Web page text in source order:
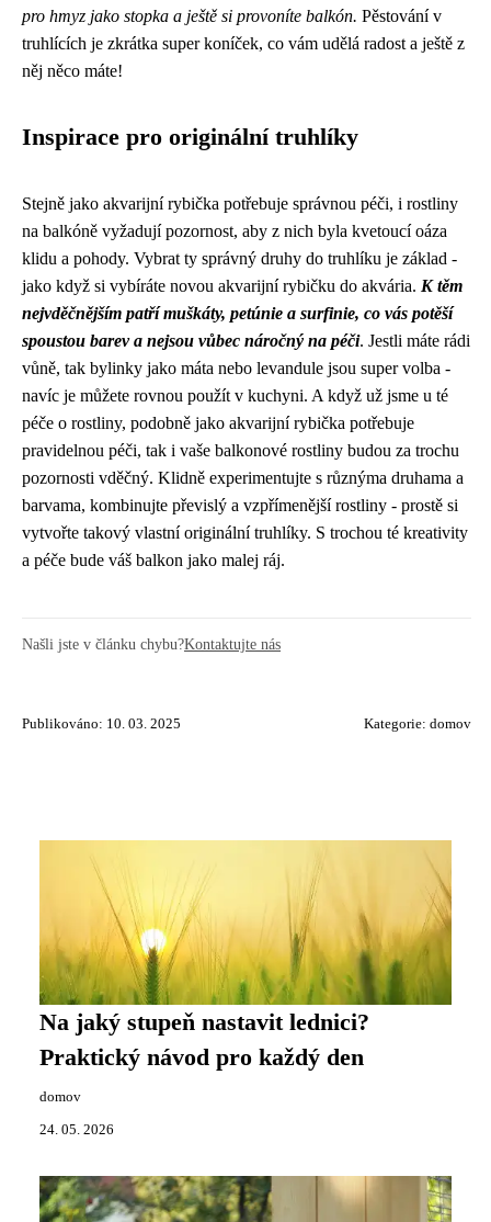
pro hmyz jako stopka a ještě si provoníte balkón. Pěstování v
truhlících je zkrátka super koníček, co vám udělá radost a ještě z
něj něco máte!
Inspirace pro originální truhlíky
Stejně jako akvarijní rybička potřebuje správnou péči, i rostliny
na balkóně vyžadují pozornost, aby z nich byla kvetoucí oáza
klidu a pohody. Vybrat ty správný druhy do truhlíku je základ -
jako když si vybíráte novou akvarijní rybičku do akvária. K těm
nejvděčnějším patří muškáty, petúnie a surfinie, co vás potěší
spoustou barev a nejsou vůbec náročný na péči. Jestli máte rádi
vůně, tak bylinky jako máta nebo levandule jsou super volba -
navíc je můžete rovnou použít v kuchyni. A když už jsme u té
péče o rostliny, podobně jako akvarijní rybička potřebuje
pravidelnou péči, tak i vaše balkonové rostliny budou za trochu
pozornosti vděčný. Klidně experimentujte s různýma druhama a
barvama, kombinujte převislý a vzpřímenější rostliny - prostě si
vytvořte takový vlastní originální truhlíky. S trochou té kreativity
a péče bude váš balkon jako malej ráj.
Našli jste v článku chybu?Kontaktujte nás
Publikováno: 10. 03. 2025 Kategorie: domov
Na jaký stupeň nastavit lednici?
Praktický návod pro každý den
domov
24. 05. 2026